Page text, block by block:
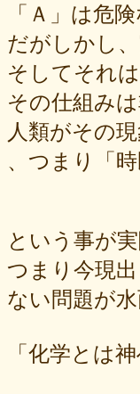
「Ａ」は危
だがしかし
そしてそれ
その仕組み
人類がその
、つまり「
という事が
つまり今現
ない問題が
「化学とは